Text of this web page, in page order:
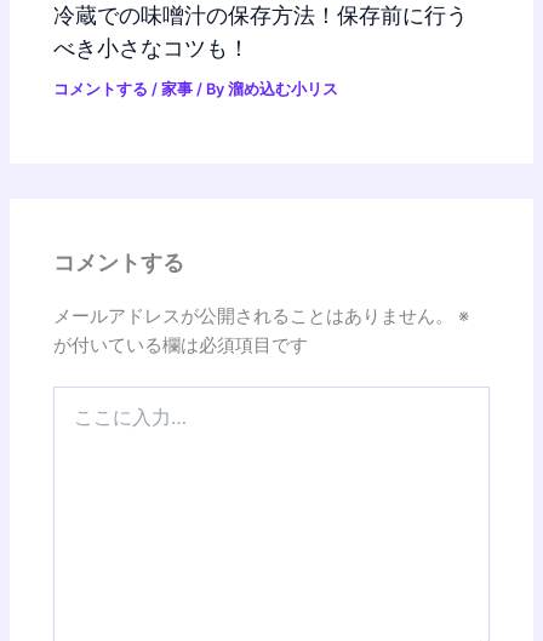
冷蔵での味噌汁の保存方法！保存前に行う
べき小さなコツも！
コメントする /家事 / By溜め込む小リス
コメントする
メールアドレスが公開されることはありません。
※
が付いている欄は必須項目です